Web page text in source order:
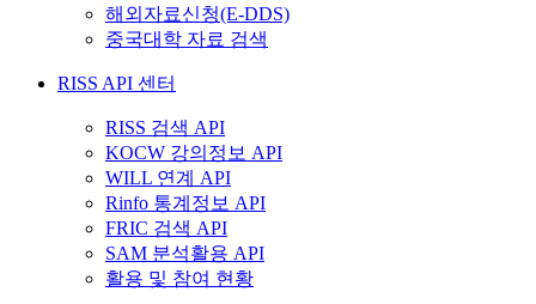
해외자료신청(E-DDS)
중국대학 자료 검색
RISS API 센터
RISS 검색 API
KOCW 강의정보 API
WILL 연계 API
Rinfo 통계정보 API
FRIC 검색 API
SAM 분석활용 API
활용 및 참여 현황